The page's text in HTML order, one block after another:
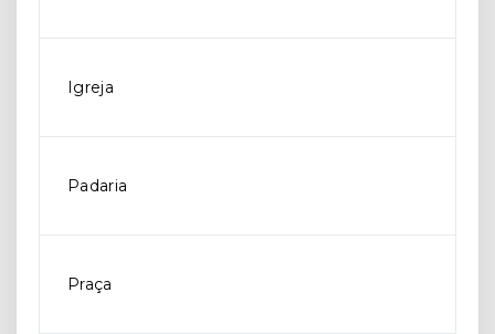
Igreja
Padaria
Praça